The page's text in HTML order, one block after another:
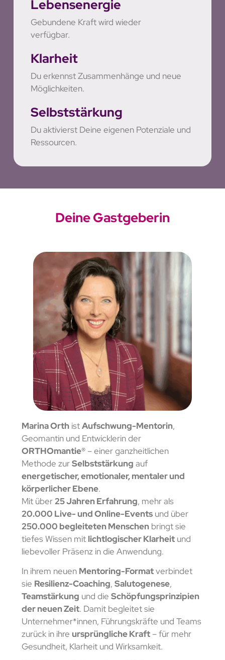
Lebensenergie
Gebundene Kraft wird wieder
verfügbar.
Klarheit
Du erkennst Zusammenhänge und neue
Möglichkeiten.
Selbststärkung
Du aktivierst Deine eigenen Potenziale und
Ressourcen.
Deine Gastgeberin
Marina OrthistAufschwung-Mentorin,
Geomantin und Entwicklerin der
ORTHOmantie®– einer ganzheitlichen
Methode zurSelbststärkung auf
energetischer, emotionaler, mentaler und
körperlicher Ebene.
Mit über25 Jahren Erfahrung, mehr als
20.000 Live- und Online-Eventsund über
250.000 begleiteten Menschenbringt sie
tiefes Wissen mit lichtlogischer Klarheitund
liebevoller Präsenz in die Anwendung.
In ihrem neuen Mentoring-Formatverbindet
sie Resilienz-Coaching, Salutogenese,
Teamstärkung und die Schöpfungsprinzipien
der neuen Zeit. Damit begleitet sie
Unternehmer*innen, Führungskräfte und Teams
zurück in ihre ursprüngliche Kraft– für mehr
Gesundheit, Klarheit und Wirksamkeit.